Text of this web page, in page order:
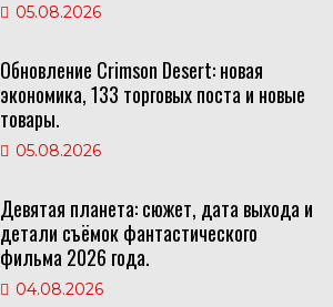
05.08.2026
Обновление Crimson Desert: новая
экономика, 133 торговых поста и новые
товары.
05.08.2026
Девятая планета: сюжет, дата выхода и
детали съёмок фантастического
фильма 2026 года.
04.08.2026